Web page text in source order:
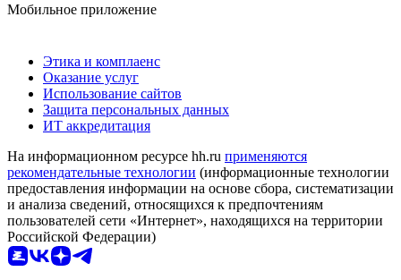
Мобильное приложение
Этика и комплаенс
Оказание услуг
Использование сайтов
Защита персональных данных
ИТ аккредитация
На информационном ресурсе hh.ru применяются
рекомендательные технологии (информационные технологии
предоставления информации на основе сбора, систематизации
и анализа сведений, относящихся к предпочтениям
пользователей сети «Интернет», находящихся на территории
Российской Федерации)